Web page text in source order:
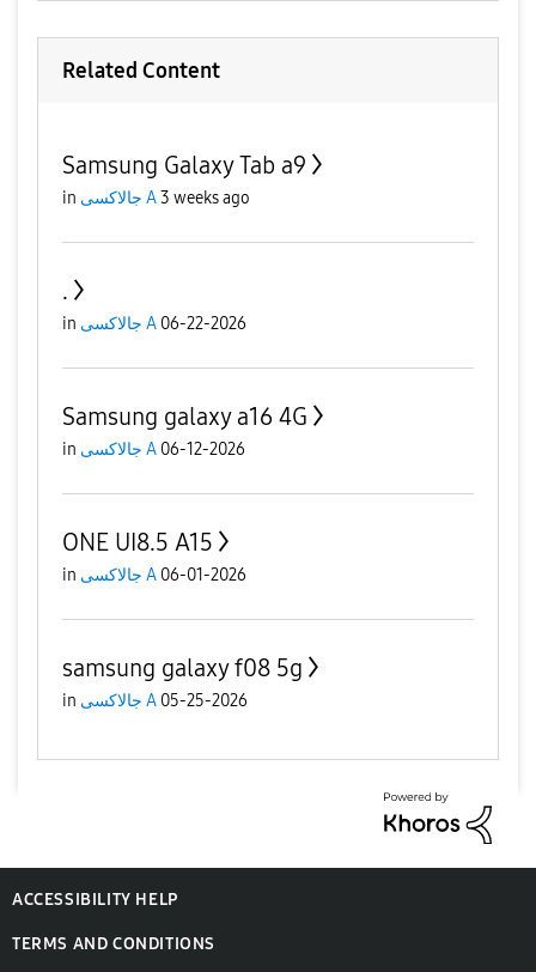
Related Content
Samsung Galaxy Tab a9
in جالاكسى A3 weeks ago
.
in جالاكسى A 06-22-2026
Samsung galaxy a16 4G
in جالاكسى A 06-12-2026
ONE UI8.5 A15
in جالاكسى A 06-01-2026
samsung galaxy f08 5g
in جالاكسى A 05-25-2026
ACCESSIBILITY HELP
TERMS AND CONDITIONS